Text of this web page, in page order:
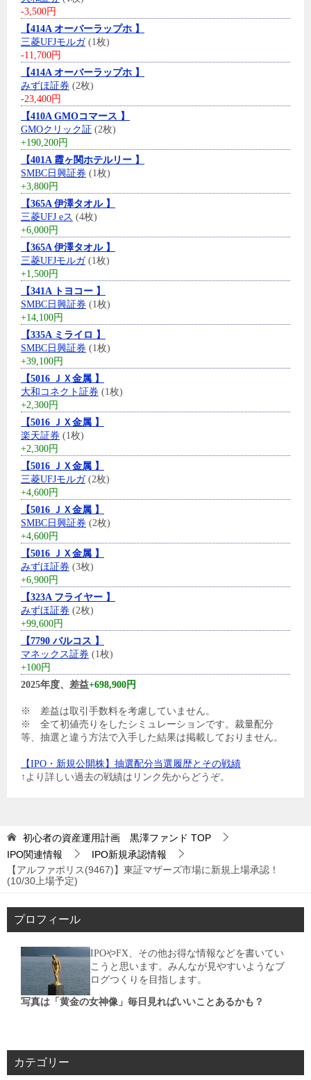
-3,500円
【414A オーバーラップホ 】
三菱UFJモルガ(1枚)
-11,700円
【414A オーバーラップホ 】
みずほ証券 (2枚)
-23,400円
【410A GMOコマース 】
GMOクリック証 (2枚)
+190,200円
【401A 霞ヶ関ホテルリー 】
SMBC日興証券 (1枚)
+3,800円
【365A 伊澤タオル 】
三菱UFJ eス (4枚)
+6,000円
【365A 伊澤タオル 】
三菱UFJモルガ(1枚)
+1,500円
【341A トヨコー 】
SMBC日興証券 (1枚)
+14,100円
【335A ミライロ 】
SMBC日興証券 (1枚)
+39,100円
【5016 ＪＸ金属 】
大和コネクト証券 (1枚)
+2,300円
【5016 ＪＸ金属 】
楽天証券 (1枚)
+2,300円
【5016 ＪＸ金属 】
三菱UFJモルガ(2枚)
+4,600円
【5016 ＪＸ金属 】
SMBC日興証券 (2枚)
+4,600円
【5016 ＪＸ金属 】
みずほ証券 (3枚)
+6,900円
【323A フライヤー 】
みずほ証券 (2枚)
+99,600円
【7790 バルコス 】
マネックス証券 (1枚)
+100円
2025年度、差益+698,900円
※ 差益は取引手数料を考慮していません。
※ 全て初値売りをしたシミュレーションです。裁量配分
等、抽選と違う方法で入手した結果は掲載しておりません。
【IPO・新規公開株】抽選配分当選履歴とその戦績
↑より詳しい過去の戦績はリンク先からどうぞ。
初心者の資産運用計画 黒澤ファンド TOP
IPO関連情報
IPO新規承認情報
【アルファポリス(9467)】東証マザーズ市場に新規上場承認！
(10/30上場予定)
プロフィール
IPOやFX、その他お得な情報などを書いてい
こうと思います。みんなが見やすいようなブ
ログつくりを目指します。
写真は「黄金の女神像」毎日見ればいいことあるかも？
カテゴリー